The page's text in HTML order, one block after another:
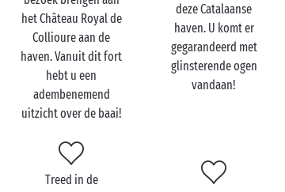
Bezoek Collioure met z’n
tweetjes
Collioure is echt een MUST als u
met zijn tweetjes op vakantie
bent in de Pyrénées-
Orientales! Als u beiden van wandelen houden, loop
dan samen het wandelpad langs de kust van
schitterend uitzicht over de Middellandse Zee hebt.
Houdt u van een goede wijn? Laat u dan verleiden
het Château Royal de
Collioure aan de
haven. Vanuit dit fort
hebt u een
adembenemend
uitzicht over de baai!
deze Catalaanse
haven. U komt er
gegarandeerd met
glinsterende ogen
vandaan!
Treed in de